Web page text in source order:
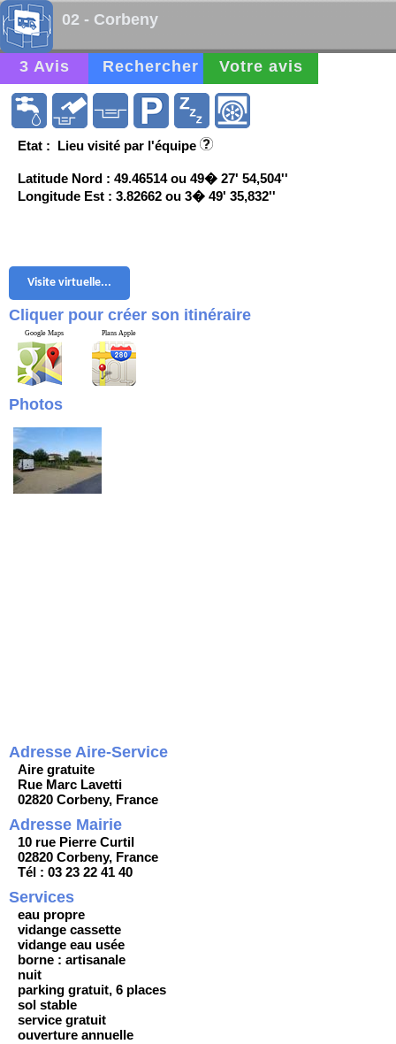
02 - Corbeny
3 Avis Rechercher Votre avis
Etat : Lieu visité par l'équipe
Latitude Nord : 49.46514 ou 49� 27' 54,504''
Longitude Est : 3.82662 ou 3� 49' 35,832''
Visite virtuelle...
Cliquer pour créer son itinéraire
Google Maps Plans Apple
Photos
Adresse Aire-Service
Aire gratuite
Rue Marc Lavetti
02820 Corbeny, France
Adresse Mairie
10 rue Pierre Curtil
02820 Corbeny, France
Tél : 03 23 22 41 40
Services
eau propre
vidange cassette
vidange eau usée
borne : artisanale
nuit
parking gratuit, 6 places
sol stable
service gratuit
ouverture annuelle